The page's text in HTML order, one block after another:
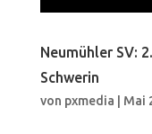
Neumühler SV:
Schwerin
von pxmedia Mai